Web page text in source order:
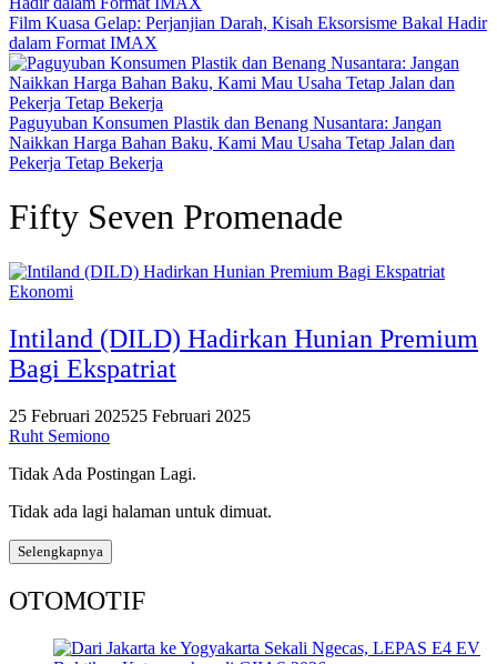
Film Kuasa Gelap: Perjanjian Darah, Kisah Eksorsisme Bakal Hadir
dalam Format IMAX
Paguyuban Konsumen Plastik dan Benang Nusantara: Jangan
Naikkan Harga Bahan Baku, Kami Mau Usaha Tetap Jalan dan
Pekerja Tetap Bekerja
Fifty Seven Promenade
Ekonomi
Intiland (DILD) Hadirkan Hunian Premium
Bagi Ekspatriat
25 Februari 202525 Februari 2025
Ruht Semiono
Tidak Ada Postingan Lagi.
Tidak ada lagi halaman untuk dimuat.
Selengkapnya
OTOMOTIF